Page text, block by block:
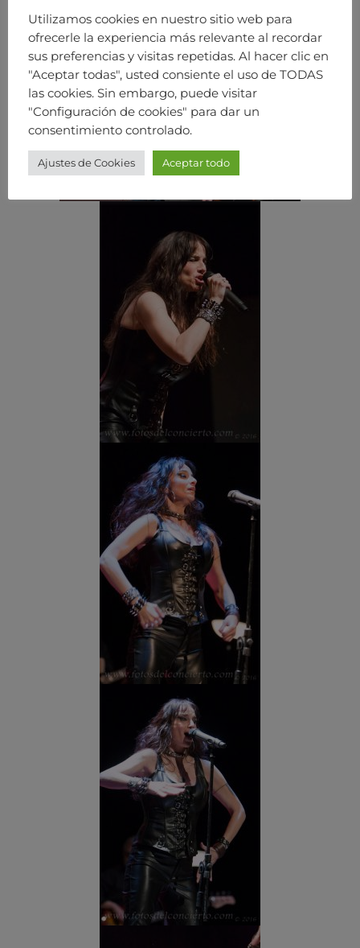
Utilizamos cookies en nuestro sitio web para
ofrecerle la experiencia más relevante al recordar
sus preferencias y visitas repetidas. Al hacer clic en
"Aceptar todas", usted consiente el uso de TODAS
las cookies. Sin embargo, puede visitar
"Configuración de cookies" para dar un
consentimiento controlado.
Ajustes de Cookies Aceptar todo